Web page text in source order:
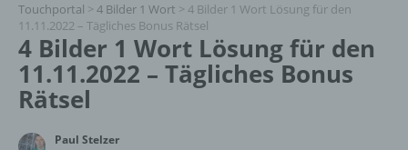
Touchportal > 4 Bilder 1 Wort > 4 Bilder 1 Wort Lösung für den
11.11.2022 – Tägliches Bonus Rätsel
4 Bilder 1 Wort Lösung für den
11.11.2022 – Tägliches Bonus
Rätsel
Paul Stelzer